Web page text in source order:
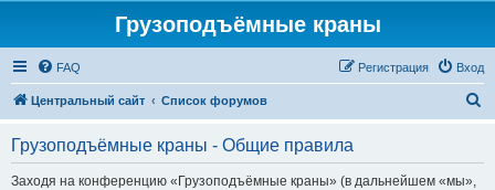
Грузоподъёмные краны
FAQ Вход
Регистрация
Центральный сайт Список форумов
Грузоподъёмные краны - Общие правила
Заходя на конференцию «Грузоподъёмные краны» (в дальнейшем «мы»,